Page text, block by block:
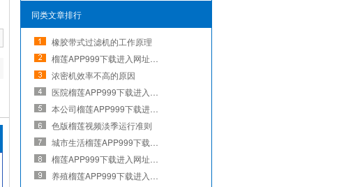
同类文章排行
橡胶带式过滤机的工作原理
浓密机效率不高的原因
色版榴莲视频淡季运行准则